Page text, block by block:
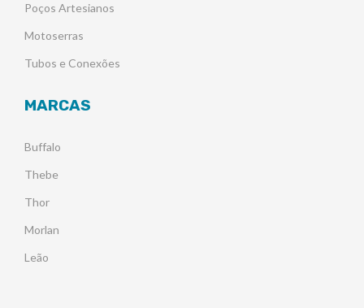
Poços Artesianos
Motoserras
Tubos e Conexões
MARCAS
Buffalo
Thebe
Thor
Morlan
Leão